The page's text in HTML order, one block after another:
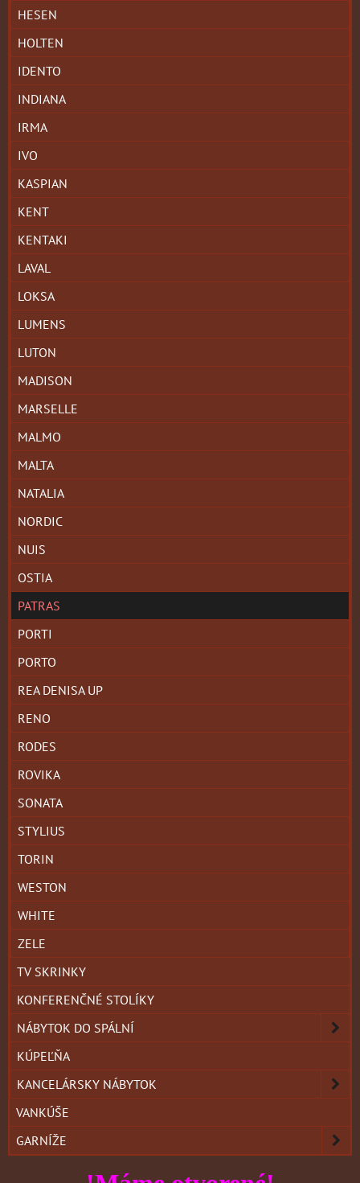
HESEN
HOLTEN
IDENTO
INDIANA
IRMA
IVO
KASPIAN
KENT
KENTAKI
LAVAL
LOKSA
LUMENS
LUTON
MADISON
MARSELLE
MALMO
MALTA
NATALIA
NORDIC
NUIS
OSTIA
PATRAS
PORTI
PORTO
REA DENISA UP
RENO
RODES
ROVIKA
SONATA
STYLIUS
TORIN
WESTON
WHITE
ZELE
TV SKRINKY
KONFERENČNÉ STOLÍKY
NÁBYTOK DO SPÁLNÍ
KÚPEĽŇA
KANCELÁRSKY NÁBYTOK
VANKÚŠE
GARNÍŽE